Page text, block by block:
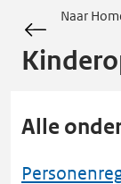
Naar
Alle